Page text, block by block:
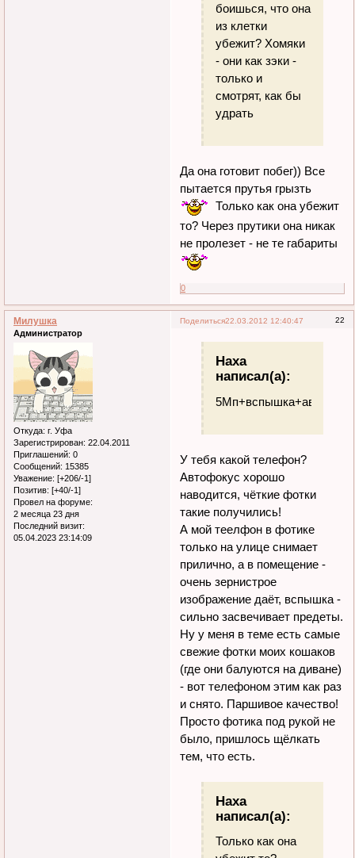
боишься, что она
из клетки
убежит? Хомяки
- они как зэки -
только и
смотрят, как бы
удрать
Да она готовит побег)) Все
пытается прутья грызть
Только как она убежит
то? Через прутики она никак
не пролезет - не те габариты
0
Поделиться 22
22.03.2012 12:40:47
Милушка
Администратор
Откуда: г. Уфа
Зарегистрирован: 22.04.2011
Приглашений: 0
Сообщений: 15385
Уважение: [+206/-1]
Позитив: [+40/-1]
Провел на форуме:
2 месяца 23 дня
Последний визит:
05.04.2023 23:14:09
Наха
написал(а):
У тебя какой телефон?
Автофокус хорошо
наводится, чёткие фотки
такие получились!
А мой теелфон в фотике
только на улице снимает
прилично, а в помещение -
очень зернистрое
изображение даёт, вспышка -
сильно засвечивает предеты.
Ну у меня в теме есть самые
свежие фотки моих кошаков
(где они балуются на диване)
- вот телефоном этим как раз
и снято. Паршивое качество!
Просто фотика под рукой не
было, пришлось щёлкать
тем, что есть.
Наха
написал(а):
Только как она